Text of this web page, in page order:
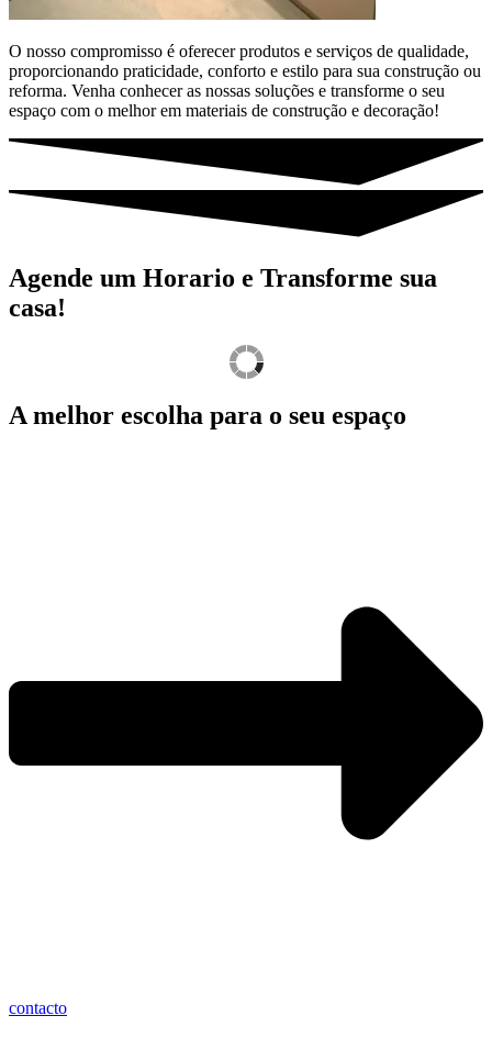
O nosso compromisso é oferecer produtos e serviços de qualidade,
proporcionando praticidade, conforto e estilo para sua construção ou
reforma. Venha conhecer as nossas soluções e transforme o seu
espaço com o melhor em materiais de construção e decoração!
Agende um Horario e Transforme sua
casa!
A melhor escolha para o seu espaço
contacto